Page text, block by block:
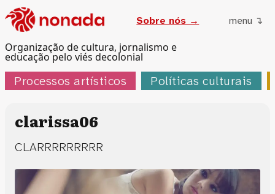
Organização de cultura, jornalismo e
educação pelo viés decolonial
Sobre nós → menu ↴
Processos artísticos Políticas culturais
clarissa06
CLARRRRRRRRR